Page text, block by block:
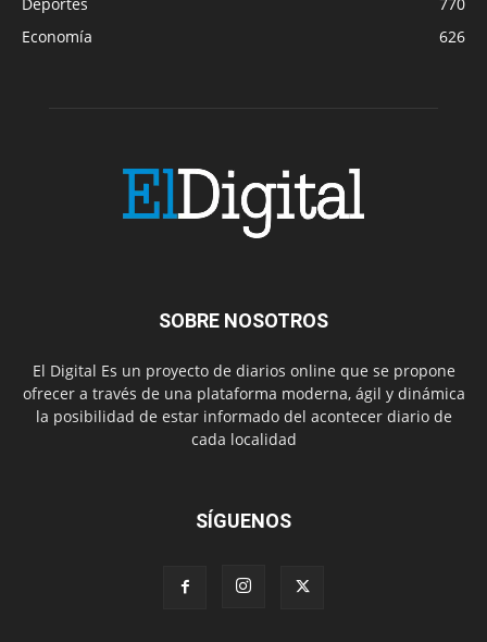
Economía
626
SOBRE NOSOTROS
El Digital Es un proyecto de diarios online que se propone
ofrecer a través de una plataforma moderna, ágil y dinámica
la posibilidad de estar informado del acontecer diario de
cada localidad
SÍGUENOS